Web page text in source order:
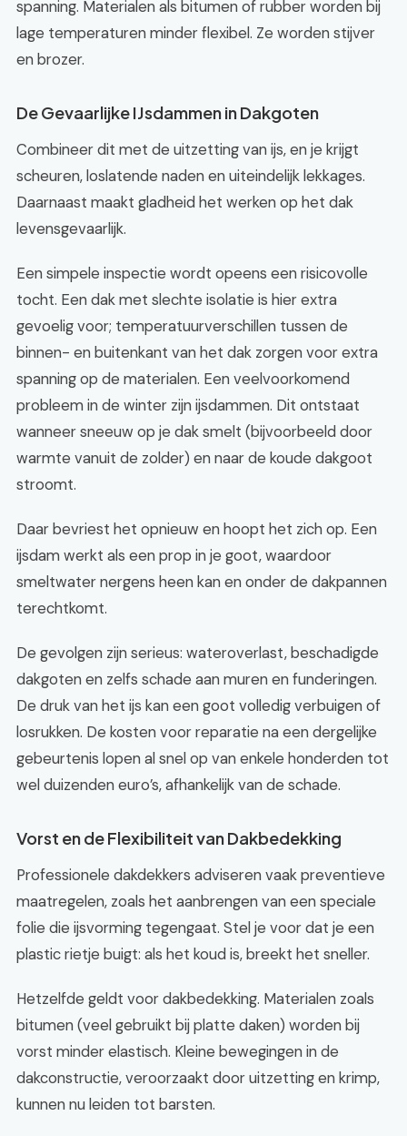
spanning. Materialen als bitumen of rubber worden bij
lage temperaturen minder flexibel. Ze worden stijver
en brozer.
De Gevaarlijke IJsdammen in Dakgoten
Combineer dit met de uitzetting van ijs, en je krijgt
scheuren, loslatende naden en uiteindelijk lekkages.
Daarnaast maakt gladheid het werken op het dak
levensgevaarlijk.
Een simpele inspectie wordt opeens een risicovolle
tocht. Een dak met slechte isolatie is hier extra
gevoelig voor; temperatuurverschillen tussen de
binnen- en buitenkant van het dak zorgen voor extra
spanning op de materialen. Een veelvoorkomend
probleem in de winter zijn ijsdammen. Dit ontstaat
wanneer sneeuw op je dak smelt (bijvoorbeeld door
warmte vanuit de zolder) en naar de koude dakgoot
stroomt.
Daar bevriest het opnieuw en hoopt het zich op. Een
ijsdam werkt als een prop in je goot, waardoor
smeltwater nergens heen kan en onder de dakpannen
terechtkomt.
De gevolgen zijn serieus: wateroverlast, beschadigde
dakgoten en zelfs schade aan muren en funderingen.
De druk van het ijs kan een goot volledig verbuigen of
losrukken. De kosten voor reparatie na een dergelijke
gebeurtenis lopen al snel op van enkele honderden tot
wel duizenden euro’s, afhankelijk van de schade.
Vorst en de Flexibiliteit van Dakbedekking
Professionele dakdekkers adviseren vaak preventieve
maatregelen, zoals het aanbrengen van een speciale
folie die ijsvorming tegengaat. Stel je voor dat je een
plastic rietje buigt: als het koud is, breekt het sneller.
Hetzelfde geldt voor dakbedekking. Materialen zoals
bitumen (veel gebruikt bij platte daken) worden bij
vorst minder elastisch. Kleine bewegingen in de
dakconstructie, veroorzaakt door uitzetting en krimp,
kunnen nu leiden tot barsten.